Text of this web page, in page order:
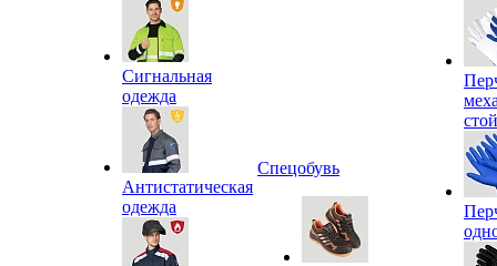
Сигнальная
одежда
Антистатическая
одежда
Спецобувь